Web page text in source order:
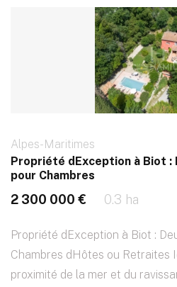
Alpes-Maritimes
Propriété dException à Biot :
pour Chambres
2 300 000 € 0.3 ha
Propriété dException à Biot :
Chambres dHôtes ou Retraites
proximité de la mer et du